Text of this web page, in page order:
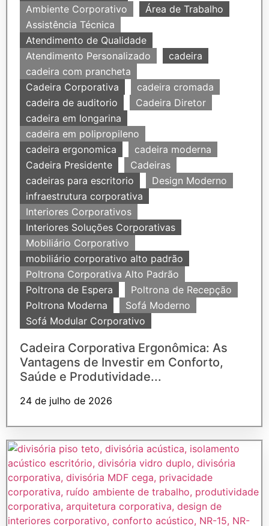
Ambiente Corporativo
Área de Trabalho
Assistência Técnica
Atendimento de Qualidade
Atendimento Personalizado
cadeira
cadeira com prancheta
Cadeira Corporativa
cadeira cromada
cadeira de auditorio
Cadeira Diretor
cadeira em longarina
cadeira em polipropileno
cadeira ergonomica
cadeira moderna
Cadeira Presidente
Cadeiras
cadeiras para escritorio
Design Moderno
infraestrutura corporativa
Interiores Corporativos
Interiores Soluções Corporativas
Mobiliário Corporativo
mobiliário corporativo alto padrão
Poltrona Corporativa Alto Padrão
Poltrona de Espera
Poltrona de Recepção
Poltrona Moderna
Sofá Moderno
Sofá Modular Corporativo
Cadeira Corporativa Ergonômica: As
Vantagens de Investir em Conforto,
Saúde e Produtividade...
24 de julho de 2026